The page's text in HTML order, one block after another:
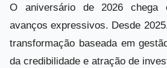
O aniversário de 2026 chega
avanços expressivos. Desde
transformação baseada em
da credibilidade e atração de